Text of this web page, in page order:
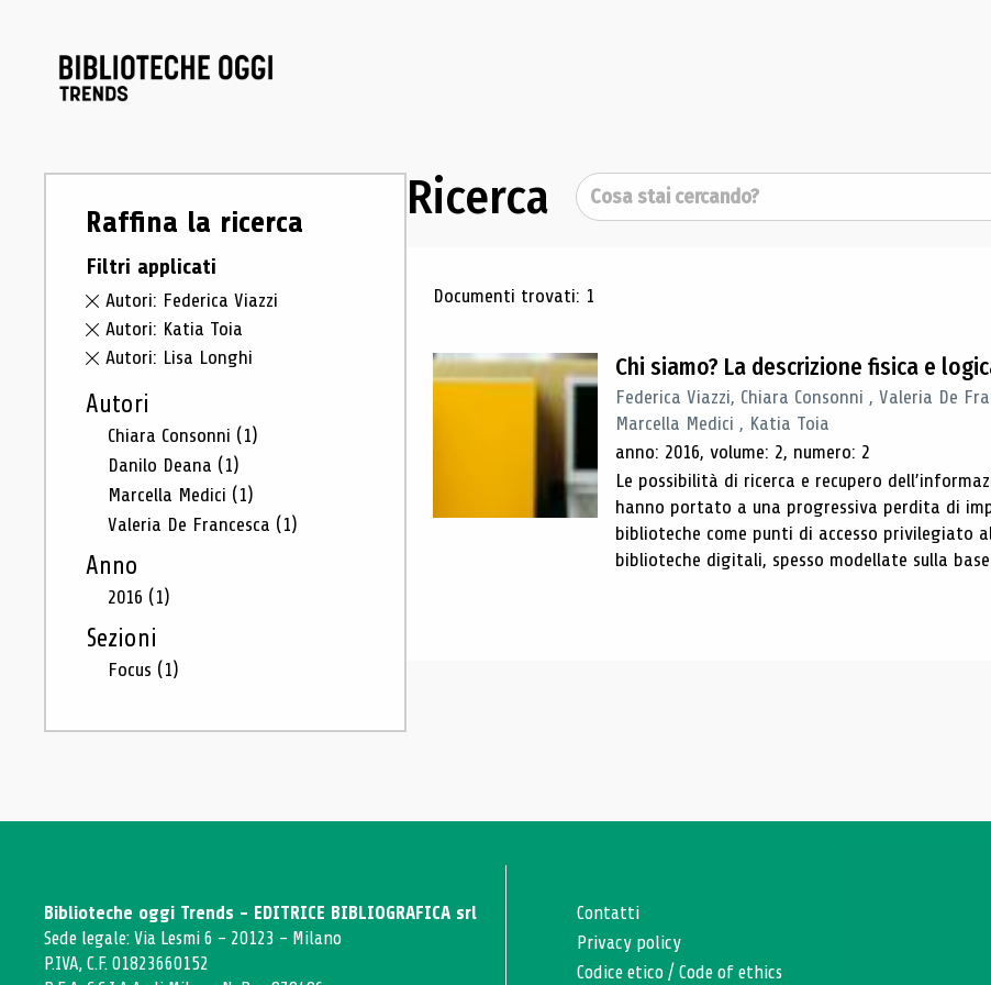
Raffina la ricerca
Filtri applicati
Autori: Federica Viazzi
Autori: Katia Toia
Autori: Lisa Longhi
Autori
Chiara Consonni (1)
Danilo Deana (1)
Marcella Medici (1)
Valeria De Francesca (1)
Anno
2016 (1)
Sezioni
Focus (1)
Ricerca Cerca
Risultati di ricerca
Documenti trovati: 1
Chi siamo? La descrizione fisica e
Federica Viazzi, Chiara Consonni , Valeria De
Marcella Medici , Katia Toia
anno: 2016, volume: 2, numero: 2
Le possibilità di ricerca e recupero
hanno portato a una progressiva perdita di
biblioteche come punti di accesso privilegiato
biblioteche digitali, spesso modellate sulla
Biblioteche oggi Trends - EDITRICE BIBLIOGRAFICA srl
Sede legale: Via Lesmi 6 - 20123 - Milano
P.IVA, C.F. 01823660152
Contatti
Privacy policy
Codice etico /Code of ethics